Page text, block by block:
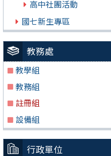
高中社團活動
國七新生專區
教務處
教學組
教務組
註冊組
設備組
行政單位